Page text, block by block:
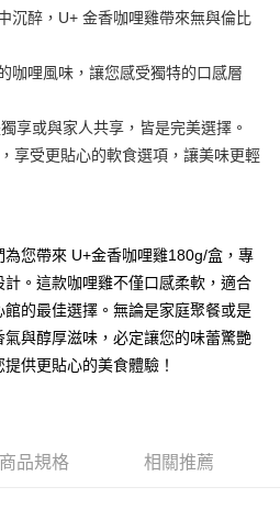
上)免運費
上)免運費
沉醉，U+ 金香咖哩雞帶來無與倫比
咖哩風味，讓您感受獨特的口感層
享或與家人共享，皆是完美選擇。
享受更貼心的軟食選項，讓美味更輕
您帶來 U+金香咖哩雞180g/盒，專
。這款咖哩雞不僅口感柔軟，適合
的最佳選擇。無論是家庭聚餐或是
與醇厚滋味，必定讓您的味蕾驚艷
供更貼心的美食體驗！
商品規格 相關推薦